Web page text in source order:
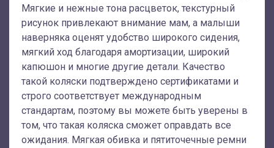
Мягкие и нежные тона расцветок, текстурный
рисунок привлекают внимание мам, а малыши
наверняка оценят удобство широкого сидения,
мягкий ход благодаря амортизации, широкий
капюшон и многие другие детали. Качество
такой коляски подтверждено сертификатами и
строго соответствует международным
стандартам, поэтому вы можете быть уверены в
том, что такая коляска сможет оправдать все
ожидания. Мягкая обивка и пятиточечные ремни